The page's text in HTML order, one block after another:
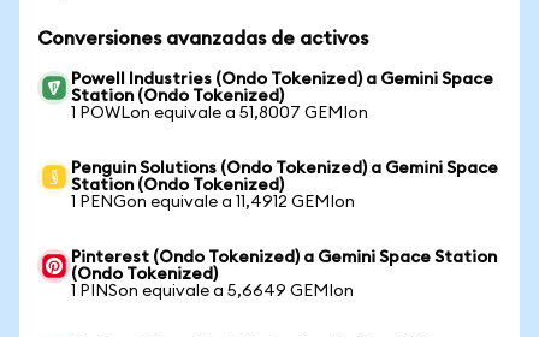
Conversiones avanzadas de activos
Powell Industries (Ondo Tokenized) a Gemini Space
Station (Ondo Tokenized)
1 POWLon equivale a 51,8007 GEMIon
Penguin Solutions (Ondo Tokenized) a Gemini Space
Station (Ondo Tokenized)
1 PENGon equivale a 11,4912 GEMIon
Pinterest (Ondo Tokenized) a Gemini Space Station
(Ondo Tokenized)
1 PINSon equivale a 5,6649 GEMIon